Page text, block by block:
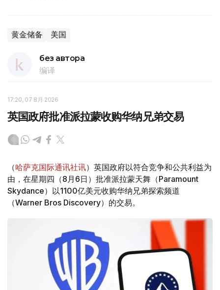
黄金储备 美国
без автора
编译
17:20, 07 8月 2026
英国政府批准派拉蒙收购华纳兄弟交易
（哈萨克国际通讯社讯）英国政府以符合竞争和公共利益为
由，在星期四（8月6日）批准派拉蒙天舞（Paramount
Skydance）以1100亿美元收购华纳兄弟探索频道
（Warner Bros Discovery）的交易。